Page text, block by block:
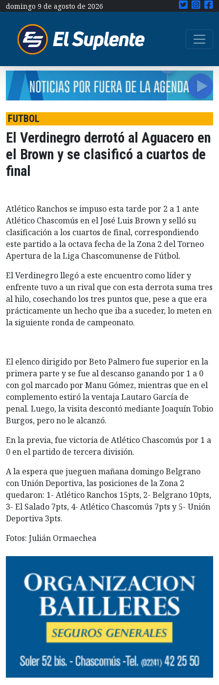
domingo 9 de agosto de 2026
FUTBOL
El Verdinegro derrotó al Aguacero en
el Brown y se clasificó a cuartos de
final
Atlético Ranchos se impuso esta tarde por 2 a 1 ante
Atlético Chascomús en el José Luis Brown y selló su
clasificación a los cuartos de final, correspondiendo
este partido a la octava fecha de la Zona 2 del Torneo
Apertura de la Liga Chascomunense de Fútbol.
El Verdinegro llegó a este encuentro como líder y
enfrente tuvo a un rival que con esta derrota suma tres
al hilo, cosechando los tres puntos que, pese a que era
prácticamente un hecho que iba a suceder, lo meten en
la siguiente ronda de campeonato.
El elenco dirigido por Beto Palmero fue superior en la
primera parte y se fue al descanso ganando por 1 a 0
con gol marcado por Manu Gómez, mientras que en el
complemento estiró la ventaja Lautaro García de
penal. Luego, la visita descontó mediante Joaquín Tobio
Burgos, pero no le alcanzó.
En la previa, fue victoria de Atlético Chascomús por 1 a
0 en el partido de tercera división.
A la espera que jueguen mañana domingo Belgrano
con Unión Deportiva, las posiciones de la Zona 2
quedaron: 1- Atlético Ranchos 15pts, 2- Belgrano 10pts,
3- El Salado 7pts, 4- Atlético Chascomús 7pts y 5- Unión
Deportiva 3pts.
Fotos: Julián Ormaechea